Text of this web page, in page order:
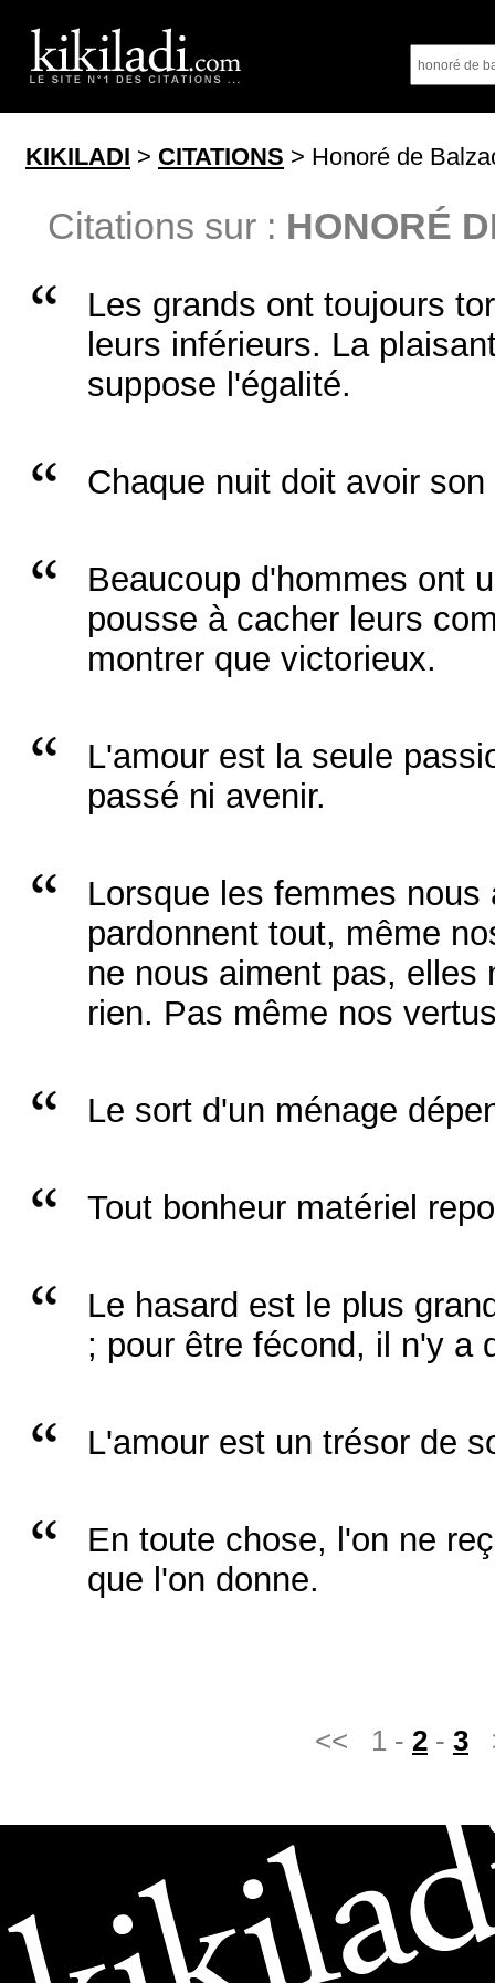
KIKILADI > CITATIONS > Honoré de
Citations sur : HONORÉ
Les grands ont toujours
leurs inférieurs. La
suppose l'égalité.
Chaque nuit doit avoir son
Beaucoup d'hommes ont
pousse à cacher leurs
montrer que victorieux.
L'amour est la seule
passé ni avenir.
Lorsque les femmes
pardonnent tout, même
ne nous aiment pas, elles
rien. Pas même nos
Le sort d'un ménage
Tout bonheur matériel
Le hasard est le plus
; pour être fécond, il n'y a
L'amour est un trésor de
En toute chose, l'on ne
que l'on donne.
<< 1 - 2 - 3